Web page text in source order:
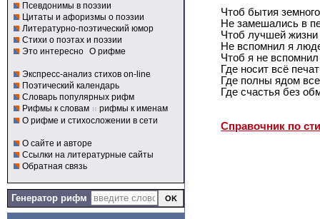
Псевдонимы в поэзии
Цитаты и афоризмы о поэзии
Литературно-поэтический юмор
Стихи о поэтах и поэзии
Это интересно О рифме
Экспресс-анализ стихов on-line
Поэтический календарь
Словарь популярных рифм
Рифмы к словам и рифмы к именам
О рифме и стихосложении в сети
О сайте и авторе
Ссылки на литературные сайты
Обратная связь
Генератор рифм
Чтоб бытия
Не замешались в
Чтоб лучшей жизни
Не вспомнил я
Чтоб я не вспомнил
Где носит всё
Где полны ядом
Где счастья без
Справочник по